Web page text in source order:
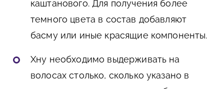
каштанового. Для получения более
темного цвета в состав добавляют
басму или иные красящие компоненты.
Хну необходимо выдерживать на
волосах столько, сколько указано в